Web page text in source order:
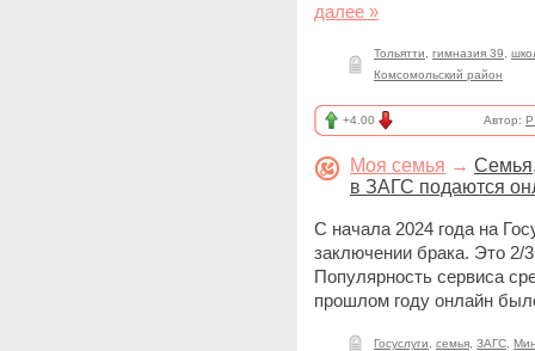
далее »
Тольятти гимназия 39
Комсомольский район
+4.00 Автор:
Моя семья →
в ЗАГС подаются
С начала 2024 года на
заключении брака. Это 2/
Популярность сервиса
прошлом году онлайн
Госуслуги семья ЗАГС